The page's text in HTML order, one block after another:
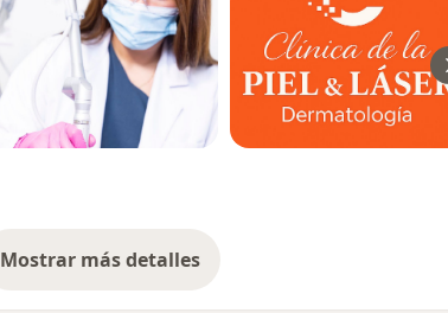
Mostrar más detalles
sobre la experiencia